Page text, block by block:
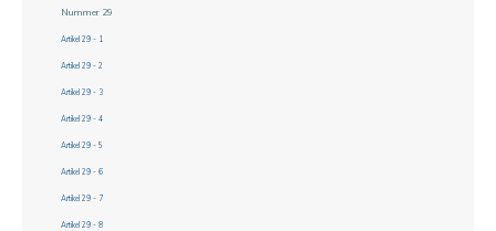
Nummer 29
Artikel 29 - 1
Artikel 29 - 2
Artikel 29 - 3
Artikel 29 - 4
Artikel 29 - 5
Artikel 29 - 6
Artikel 29 - 7
Artikel 29 - 8